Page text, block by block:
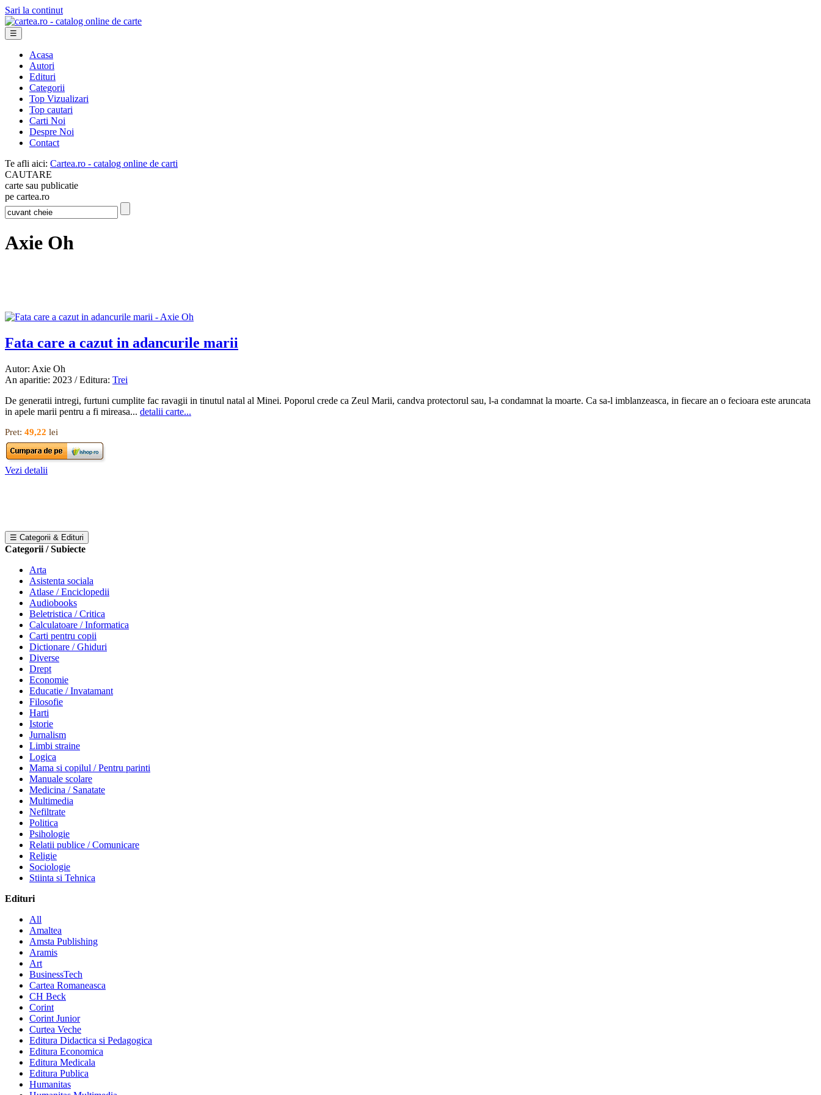
Sari la continut
☰
Acasa
Autori
Edituri
Categorii
Top Vizualizari
Top cautari
Carti Noi
Despre Noi
Contact
Te afli aici: Cartea.ro - catalog online de carti
CAUTARE
carte sau publicatie
pe cartea.ro
Axie Oh
Fata care a cazut in adancurile marii
Autor: Axie Oh
An aparitie: 2023 / Editura: Trei
De generatii intregi, furtuni cumplite fac ravagii in tinutul natal al Minei. Poporul crede ca Zeul Marii, candva protectorul sau, l-a condamnat la moarte. Ca sa-l imblanzeasca, in fiecare an o fecioara este aruncata
in apele marii pentru a fi mireasa... detalii carte...
Pret: 49,22 lei
Vezi detalii
☰ Categorii & Edituri
Categorii / Subiecte
Arta
Asistenta sociala
Atlase / Enciclopedii
Audiobooks
Beletristica / Critica
Calculatoare / Informatica
Carti pentru copii
Dictionare / Ghiduri
Diverse
Drept
Economie
Educatie / Invatamant
Filosofie
Harti
Istorie
Jurnalism
Limbi straine
Logica
Mama si copilul / Pentru parinti
Manuale scolare
Medicina / Sanatate
Multimedia
Nefiltrate
Politica
Psihologie
Relatii publice / Comunicare
Religie
Sociologie
Stiinta si Tehnica
Edituri
All
Amaltea
Amsta Publishing
Aramis
Art
BusinessTech
Cartea Romaneasca
CH Beck
Corint
Corint Junior
Curtea Veche
Editura Didactica si Pedagogica
Editura Economica
Editura Medicala
Editura Publica
Humanitas